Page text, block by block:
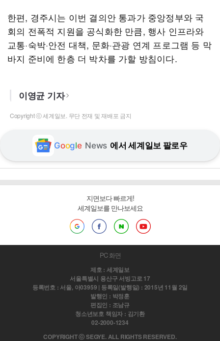
한편, 경주시는 이번 결의안 통과가 중앙정부와 국
회의 전폭적 지원을 공식화한 만큼, 행사 인프라와
교통·숙박·안전 대책, 문화·관광 연계 프로그램 등 막
바지 준비에 한층 더 박차를 가할 방침이다.
이영균 기자
Copyright ⓒ 세계일보. 무단 전재 및 재배포 금지
Google News 에서 세계일보 팔로우
지면보다 빠르게!
세계일보를 만나보세요
PC 화면
제호 : 세계일보
서울특별시 용산구 서빙고로 17
등록번호 : 서울, 아03959 | 등록일(발행일) : 2015년 11월 2일
발행인 : 박정훈
편집인 : 조남규
청소년보호 책임자 : 김기환
02-2000-1234
COPYRIGHT ⓒ SEGYE. ALL RIGHTS RESERVED.